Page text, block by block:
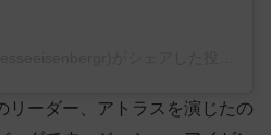
リーダー、アトラスを演じたの